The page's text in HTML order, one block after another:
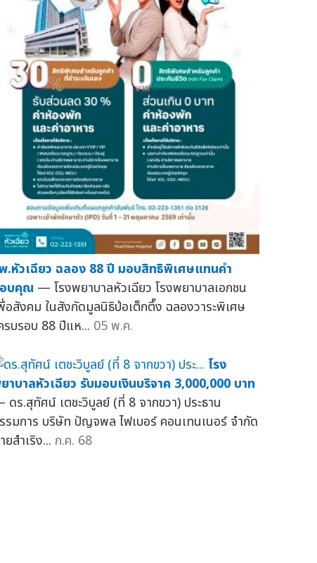
.หัวเฉียว ฉลอง 88 ปี มอบสิทธิพิเศษแทนคำ
บคุณ — โรงพยาบาลหัวเฉียว โรงพยาบาลเอกชน
อสังคม ในสังกัดมูลนิธิป่อเต็กตึ๊ง ฉลองวาระพิเศษ
รบรอบ 88 ปีแห... 05 พ.ค.
โรง
าบาลหัวเฉียว รับมอบเงินบริจาค 3,000,000 บาท
ร.สุทัศน์ เตชะวิบูลย์ (ที่ 8 จากขวา) ประธาน
รมการ บริษัท ปัญจพล ไฟเบอร์ คอนเทนเนอร์ จำกัด
ยสำเริง... ก.ค. 68